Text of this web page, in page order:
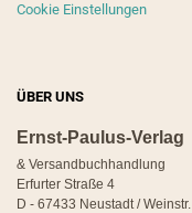
Cookie Einstellungen
ÜBER UNS
Ernst-Paulus-Verlag
& Versandbuchhandlung
Erfurter Straße 4
D - 67433 Neustadt / Weinstr.